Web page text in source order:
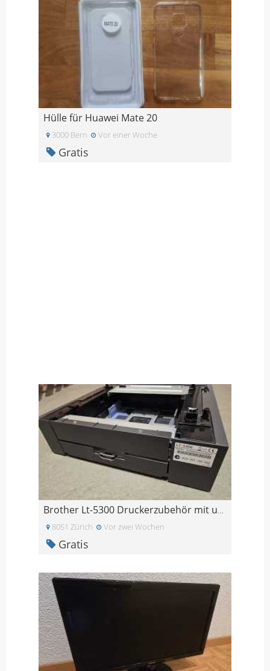
Hülle für Huawei Mate 20
3000 Bern Vor einer Woche
Gratis
Brother Lt-5300 Druckerzubehör mit unterem Papierf
8051 Zürich Vor zwei Wochen
Gratis